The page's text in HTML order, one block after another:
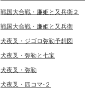
戦国大合戦・廉姫と又兵衛２
戦国大合戦・廉姫と又兵衛
犬夜叉・ジゴロ弥勒予想図
犬夜叉・弥勒と七宝
犬夜叉・弥勒
犬夜叉・四コマ-２